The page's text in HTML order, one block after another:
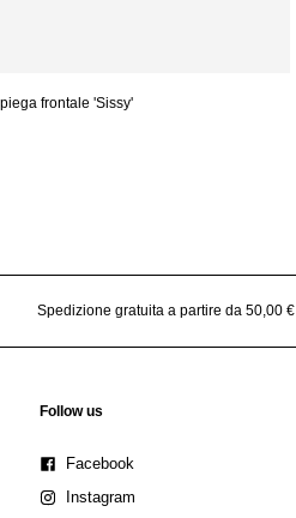
frontale 'Sissy'
Spedizione gratuita a partire da 50,00 €
Follow us
Facebook
Instagram